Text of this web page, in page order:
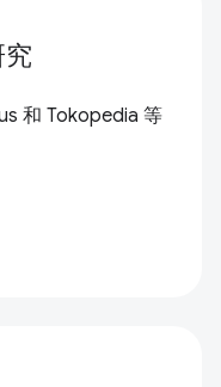
和 Tokopedia 等